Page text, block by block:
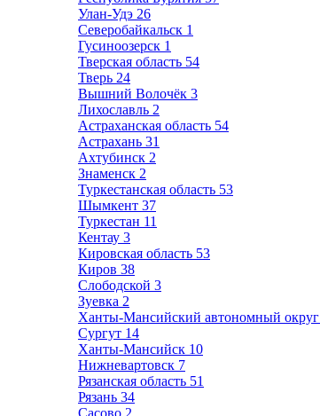
Улан-Удэ 26
Северобайкальск 1
Гусиноозерск 1
Тверская область 54
Тверь 24
Вышний Волочёк 3
Лихославль 2
Астраханская область 54
Астрахань 31
Ахтубинск 2
Знаменск 2
Туркестанская область 53
Шымкент 37
Туркестан 11
Кентау 3
Кировская область 53
Киров 38
Слободской 3
Зуевка 2
Ханты-Мансийский автономный округ
Сургут 14
Ханты-Мансийск 10
Нижневартовск 7
Рязанская область 51
Рязань 34
Сасово 2